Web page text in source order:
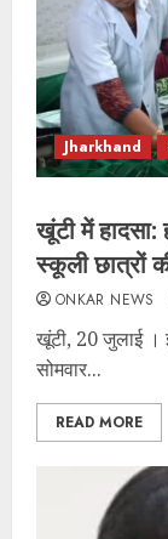
Jharkhand
खूंटी में
स्कूली छात्रों
ONKAR NEWS
खूंटी, 20 जुलाई ।
सोमवार...
READ MORE